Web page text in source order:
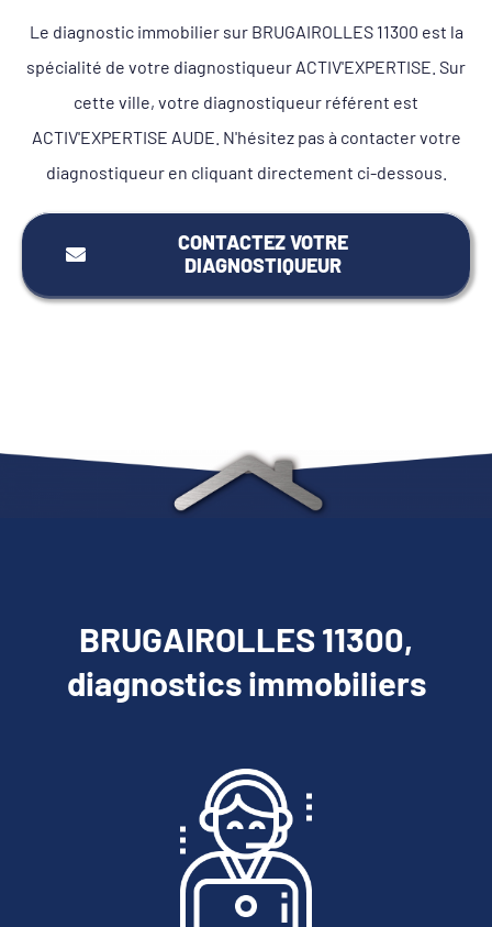
Le diagnostic immobilier sur BRUGAIROLLES 11300 est la
spécialité de votre diagnostiqueur ACTIV'EXPERTISE. Sur
cette ville, votre diagnostiqueur référent est
ACTIV'EXPERTISE AUDE. N'hésitez pas à contacter votre
diagnostiqueur en cliquant directement ci-dessous.
CONTACTEZ VOTRE
DIAGNOSTIQUEUR
BRUGAIROLLES 11300,
diagnostics immobiliers